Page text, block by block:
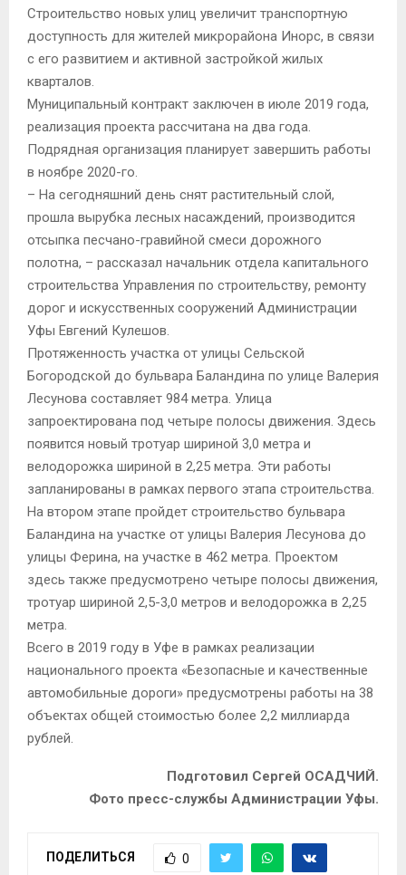
Строительство новых улиц увеличит транспортную
доступность для жителей микрорайона Инорс, в связи
с его развитием и активной застройкой жилых
кварталов.
Муниципальный контракт заключен в июле 2019 года,
реализация проекта рассчитана на два года.
Подрядная организация планирует завершить работы
в ноябре 2020-го.
– На сегодняшний день снят растительный слой,
прошла вырубка лесных насаждений, производится
отсыпка песчано-гравийной смеси дорожного
полотна, – рассказал начальник отдела капитального
строительства Управления по строительству, ремонту
дорог и искусственных сооружений Администрации
Уфы Евгений Кулешов.
Протяженность участка от улицы Сельской
Богородской до бульвара Баландина по улице Валерия
Лесунова составляет 984 метра. Улица
запроектирована под четыре полосы движения. Здесь
появится новый тротуар шириной 3,0 метра и
велодорожка шириной в 2,25 метра. Эти работы
запланированы в рамках первого этапа строительства.
На втором этапе пройдет строительство бульвара
Баландина на участке от улицы Валерия Лесунова до
улицы Ферина, на участке в 462 метра. Проектом
здесь также предусмотрено четыре полосы движения,
тротуар шириной 2,5-3,0 метров и велодорожка в 2,25
метра.
Всего в 2019 году в Уфе в рамках реализации
национального проекта «Безопасные и качественные
автомобильные дороги» предусмотрены работы на 38
объектах общей стоимостью более 2,2 миллиарда
рублей.
Подготовил Сергей ОСАДЧИЙ.
Фото пресс-службы Администрации Уфы.
ПОДЕЛИТЬСЯ 0